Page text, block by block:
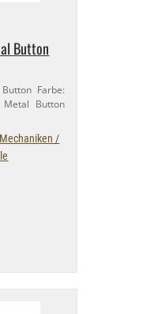
Button
Farbe:
Metal Button
Mechaniken /